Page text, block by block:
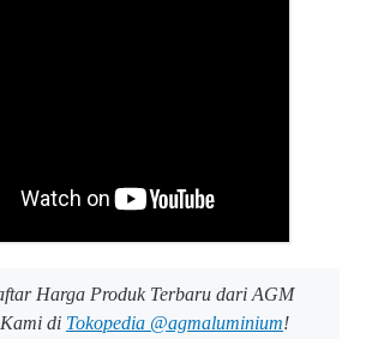
Harga Produk Terbaru dari AGM
di Tokopedia @agmaluminium!